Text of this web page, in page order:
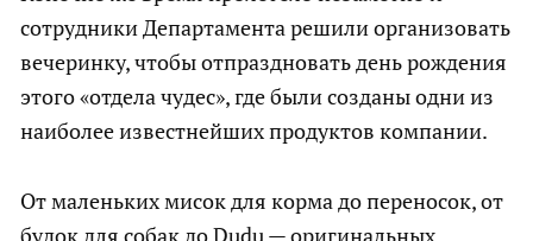
сотрудники Департамента решили организовать
вечеринку, чтобы отпраздновать день рождения
этого «отдела чудес», где были созданы одни из
наиболее известнейших продуктов компании.
От маленьких мисок для корма до переносок, от
будок для собак до Dudu — оригинальных